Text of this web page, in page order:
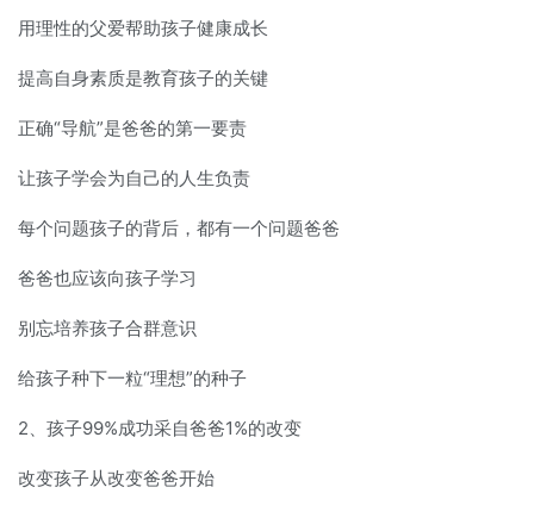
用理性的父爱帮助孩子健康成长
提高自身素质是教育孩子的关键
正确“导航”是爸爸的第一要责
让孩子学会为自己的人生负责
每个问题孩子的背后，都有一个问题爸爸
爸爸也应该向孩子学习
别忘培养孩子合群意识
给孩子种下一粒“理想”的种子
2、孩子99%成功采自爸爸1%的改变
改变孩子从改变爸爸开始